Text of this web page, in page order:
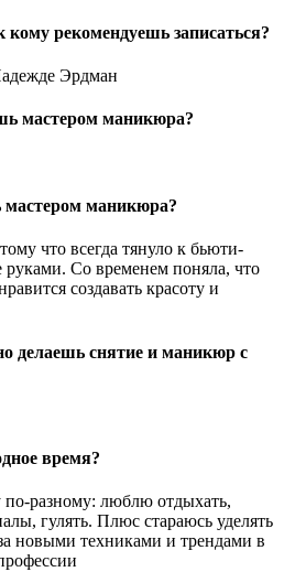
кому рекомендуешь записаться?
Эрдман
мастером маникюра?
маникюра?
что всегда тянуло к бьюти-
руками. Со временем поняла, что
создавать красоту и
делаешь снятие и маникюр с
время?
разному: люблю отдыхать,
гулять. Плюс стараюсь уделять
новыми техниками и трендами в